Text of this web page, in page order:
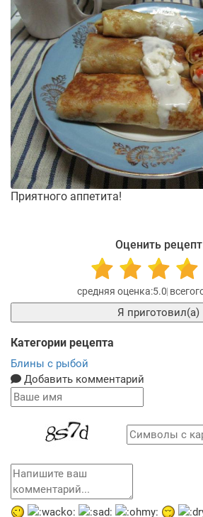
Приятного аппетита!
Оценить рецепт
5.0
Я приготовил(а)
Категории рецепта
Блины с рыбой
Добавить комментарий